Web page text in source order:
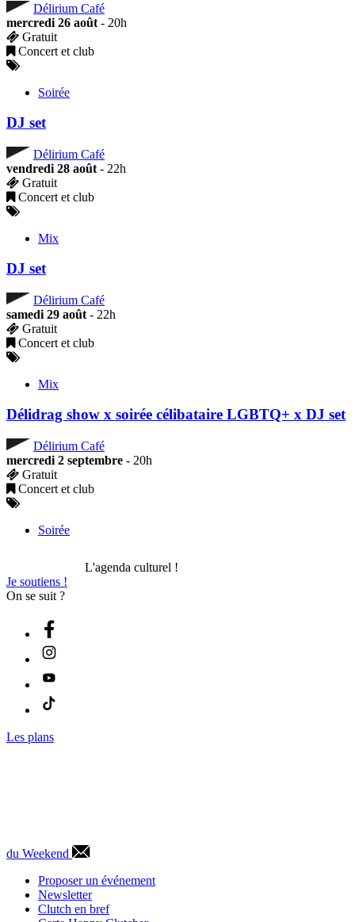
Délirium Café
mercredi 26 août - 20h
Gratuit
Concert et club
Soirée
DJ set
Délirium Café
vendredi 28 août - 22h
Gratuit
Concert et club
Mix
DJ set
Délirium Café
samedi 29 août - 22h
Gratuit
Concert et club
Mix
Délidrag show x soirée célibataire LGBTQ+ x DJ set
Délirium Café
mercredi 2 septembre - 20h
Gratuit
Concert et club
Soirée
L'agenda culturel !
Je soutiens !
On se suit ?
Les plans
du Weekend
Proposer un événement
Newsletter
Clutch en bref